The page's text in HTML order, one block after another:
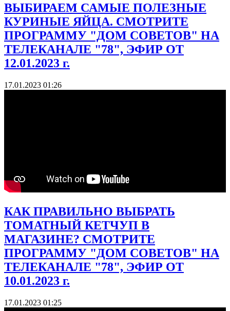
ВЫБИРАЕМ САМЫЕ ПОЛЕЗНЫЕ
КУРИНЫЕ ЯЙЦА. СМОТРИТЕ
ПРОГРАММУ "ДОМ СОВЕТОВ" НА
ТЕЛЕКАНАЛЕ "78", ЭФИР ОТ
12.01.2023 г.
17.01.2023 01:26
КАК ПРАВИЛЬНО ВЫБРАТЬ
ТОМАТНЫЙ КЕТЧУП В
МАГАЗИНЕ? СМОТРИТЕ
ПРОГРАММУ "ДОМ СОВЕТОВ" НА
ТЕЛЕКАНАЛЕ "78", ЭФИР ОТ
10.01.2023 г.
17.01.2023 01:25